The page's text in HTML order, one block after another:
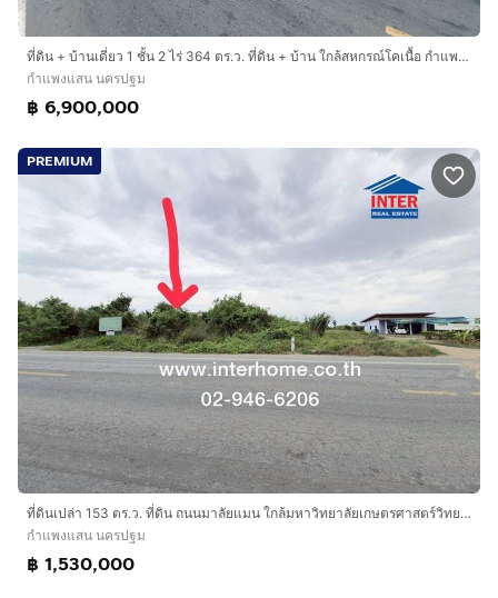
ที่ดิน + บ้านเดี่ยว 1 ชั้น 2 ไร่ 364 ตร.ว. ที่ดิน + บ้าน ใกล้สหกรณ์โคเนื้อ กำแพงแสน ใกล้ปั้มบางจาก ถนนปทุมธานี-บางเลน ถนนHighway3007
กำแพงแสน นครปฐม
฿ 6,900,000
PREMIUM
ที่ดินเปล่า 153 ตร.ว. ที่ดิน ถนนมาลัยแมน ใกล้มหาวิทยาลัยเกษตรศาสตร์วิทยาเขตกำแพงแสน ติดถนนทางหลวง3040(จันทรุเบกษา) ถนนมาลัยแมน กำแพงแสน
กำแพงแสน นครปฐม
฿ 1,530,000